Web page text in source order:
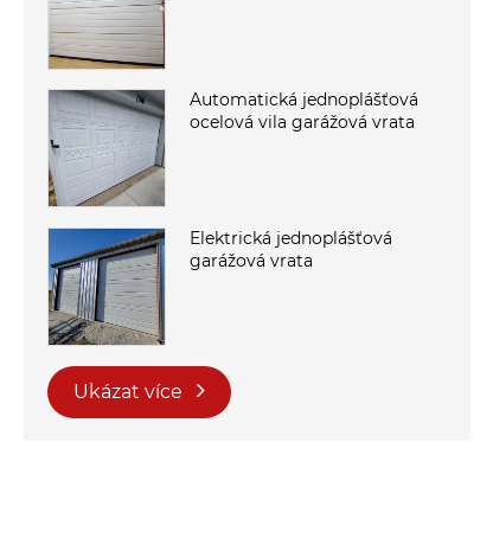
Automatická jednoplášťová
ocelová vila garážová vrata
Elektrická jednoplášťová
garážová vrata
Ukázat více